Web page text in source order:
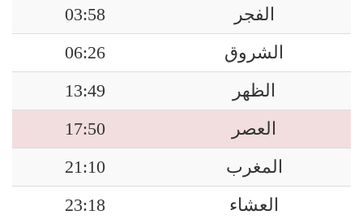
الفجر
03:58
الشروق
06:26
الظهر
13:49
العصر
17:50
المغرب
21:10
العشاء
23:18